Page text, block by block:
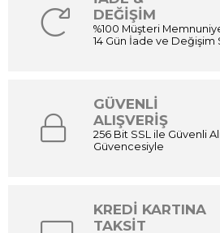
DEĞİŞİM
%100 Müşteri
14 Gün İade ve Değişim
GÜVENLİ
ALIŞVERİŞ
256 Bit SSL ile Güvenli
Güvencesiyle
KREDİ KARTINA
TAKSİT